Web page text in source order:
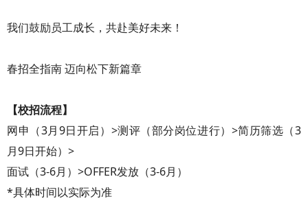
我们鼓励员工成长，共赴美好未来！
春招全指南 迈向松下新篇章
【校招流程】
网申（3月9日开启）>测评（部分岗位进行）>简历筛选（3
月9日开始）>
面试（3-6月）>OFFER发放（3-6月）
*具体时间以实际为准